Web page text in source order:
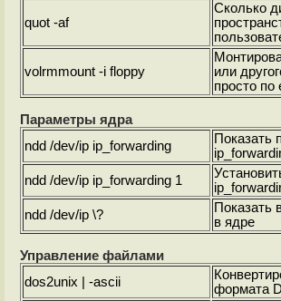
quot -af
Сколько
volrmmount -i floppy
или
просто по
Параметры ядра
ndd /dev/ip ip_forwarding
Показать
ndd /dev/ip ip_forwarding 1
ndd /dev/ip \?
Показать
в ядре
Управление файлами
dos2unix | -ascii
формата